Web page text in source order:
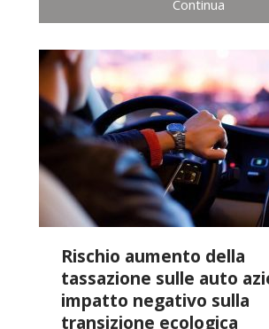
Continua
Rischio aumento della
tassazione sulle auto
impatto negativo sulla
transizione ecologica